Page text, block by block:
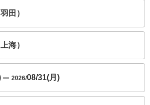
田）
海）
2026/08/31(月)